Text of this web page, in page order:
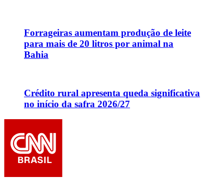
Forrageiras aumentam produção de leite
para mais de 20 litros por animal na
Bahia
Crédito rural apresenta queda significativa
no início da safra 2026/27